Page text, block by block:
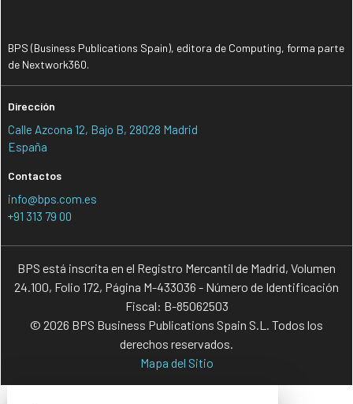
BPS (Business Publications Spain), editora de Computing, forma parte
de Nextwork360.
Dirección
Calle Azcona 12, Bajo B, 28028 Madrid
España
Contactos
info@bps.com.es
+91 313 79 00
BPS está inscrita en el Registro Mercantil de Madrid, Volumen
24.100, Folio 172, Página M-433036 - Número de Identificación
Fiscal: B-85062503
© 2026 BPS Business Publications Spain S.L. Todos los
derechos reservados.
Mapa del Sitio